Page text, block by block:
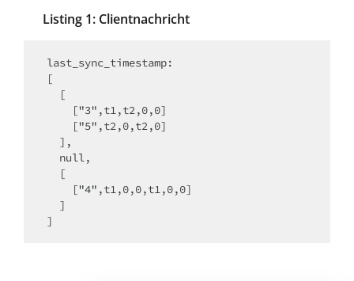
Listing 1: Clientnachricht
last_sync_timestamp:
[
]